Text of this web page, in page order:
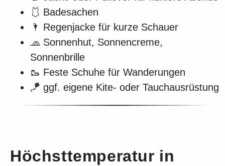
🩱 Badesachen
🌂 Regenjacke für kurze Schauer
🧢 Sonnenhut, Sonnencreme,
Sonnenbrille
🥾 Feste Schuhe für Wanderungen
🪁 ggf. eigene Kite- oder Tauchausrüstung
Höchsttemperatur in